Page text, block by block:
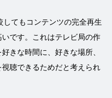
てもコンテンツの完全再生
です。これはテレビ局の作
きな時間に、好きな場所、
聴できるためだと考えられ